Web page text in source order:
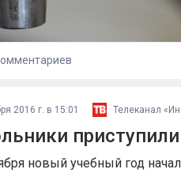
2016 г. в 15:01 Телеканал
приступили
новый учебный год